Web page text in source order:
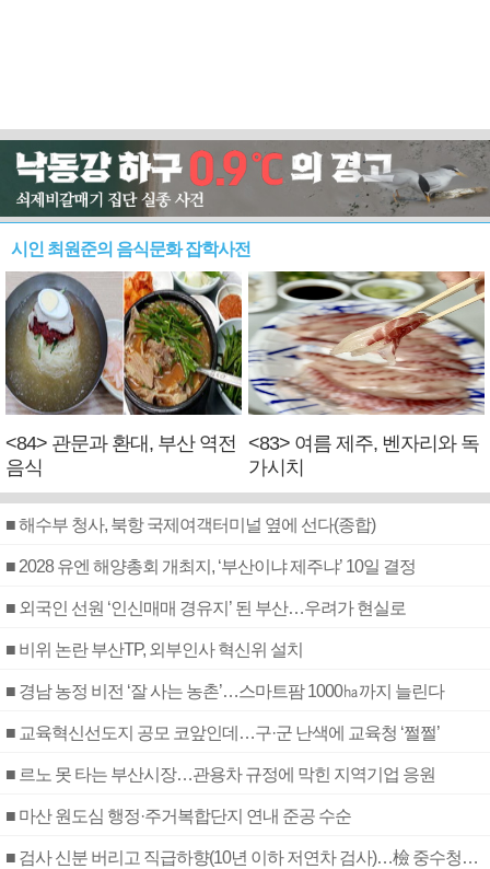
시인 최원준의 음식문화 잡학사전
<84> 관문과 환대, 부산 역전
음식
<83> 여름 제주, 벤자리와 독
가시치
■ 해수부 청사, 북항 국제여객터미널 옆에 선다(종합)
■ 2028 유엔 해양총회 개최지, ‘부산이냐 제주냐’ 10일 결정
■ 외국인 선원 ‘인신매매 경유지’ 된 부산…우려가 현실로
■ 비위 논란 부산TP, 외부인사 혁신위 설치
■ 경남 농정 비전 ‘잘 사는 농촌’…스마트팜 1000㏊까지 늘린다
■ 교육혁신선도지 공모 코앞인데…구·군 난색에 교육청 ‘쩔쩔’
■ 르노 못 타는 부산시장…관용차 규정에 막힌 지역기업 응원
■ 마산 원도심 행정·주거복합단지 연내 준공 수순
■ 검사 신분 버리고 직급하향(10년 이하 저연차 검사)…檢 중수청행 기피